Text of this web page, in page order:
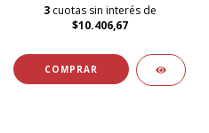
3 cuotas sin interés de
$10.406,67
COMPRAR